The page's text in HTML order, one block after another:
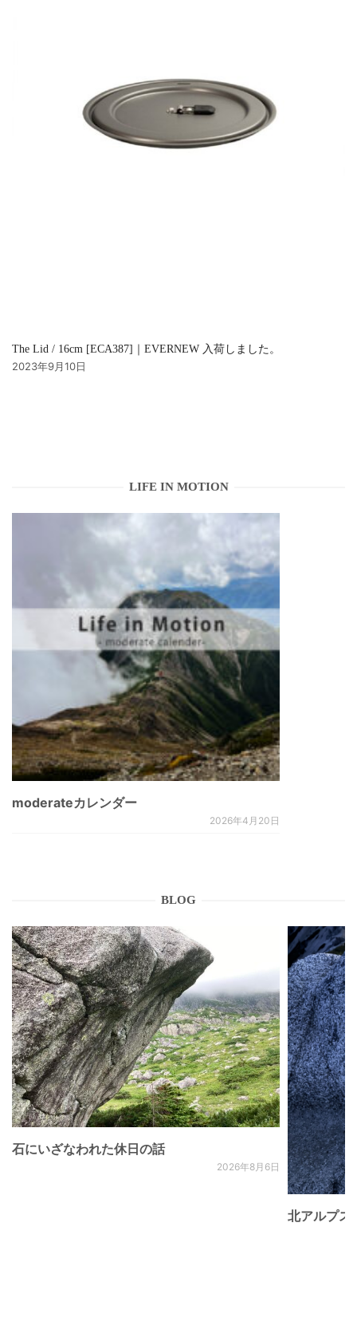
The Lid / 16cm [ECA387]｜EVERNEW 入荷しました。
2023年9月10日
LIFE IN MOTION
moderateカレンダー
2026年4月20日
BLOG
石にいざなわれた休日の話
2026年8月6日
北アルプ